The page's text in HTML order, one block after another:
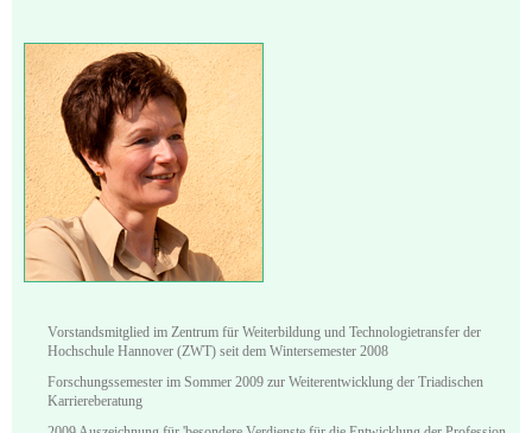
Vorstandsmitglied im Zentrum für Weiterbildung und Technologietransfer der
Hochschule Hannover (ZWT) seit dem Wintersemester 2008
Forschungssemester im Sommer 2009 zur Weiterentwicklung der Triadischen
Karriereberatung